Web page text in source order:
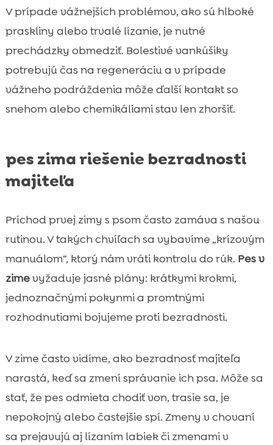
V prípade vážnejších problémov, ako sú hlboké
praskliny alebo trvalé lízanie, je nutné
prechádzky obmedziť. Bolestivé vankúšiky
potrebujú čas na regeneráciu a v prípade
vážneho podráždenia môže ďalší kontakt so
snehom alebo chemikáliami stav len zhoršiť.
pes zima riešenie bezradnosti
majiteľa
Príchod prvej zimy s psom často zamáva s našou
rutinou. V takých chvíľach sa vybavíme „krízovým
manuálom“, ktorý nám vráti kontrolu do rúk. Pes v
zimevyžaduje jasné plány: krátkymi krokmi,
jednoznačnými pokynmi a promtnými
rozhodnutiami bojujeme proti bezradnosti.
V zime často vidíme, ako bezradnosť majiteľa
narastá, keď sa zmení správanie ich psa. Môže sa
stať, že pes odmieta chodiť von, trasie sa, je
nepokojný alebo častejšie spí. Zmeny v chovaní
sa prejavujú aj lízaním labiek či zmenami v